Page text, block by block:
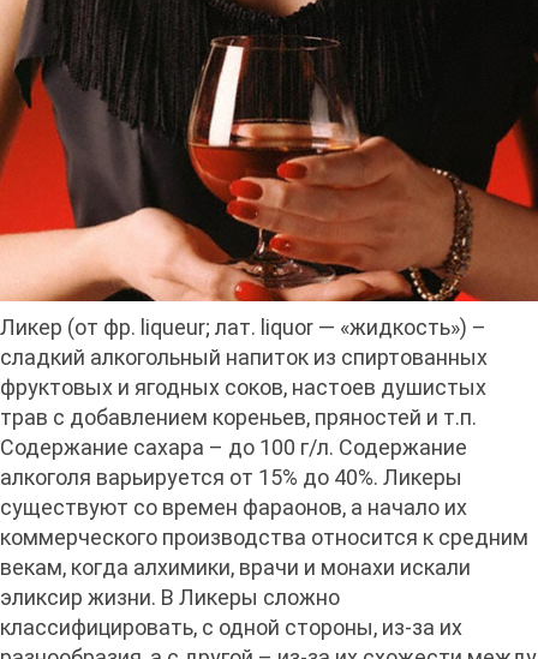
Ликер (от фр. liqueur; лат. liquor — «жидкость») –
сладкий алкогольный напиток из спиртованных
фруктовых и ягодных соков, настоев душистых
трав с добавлением кореньев, пряностей и т.п.
Содержание сахара – до 100 г/л. Содержание
алкоголя варьируется от 15% до 40%. Ликеры
существуют со времен фараонов, а начало их
коммерческого производства относится к средним
векам, когда алхимики, врачи и монахи искали
эликсир жизни. В Ликеры сложно
классифицировать, с одной стороны, из-за их